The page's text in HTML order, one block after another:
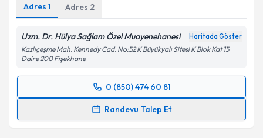
Kişisel verilerimin işlenmesine ilişkinAydınlatma
Metni'ni okudum ve kişisel verilerimin belirtilen
Takvim Talebini Gönder
Adres 1 Adres 2
Uzm. Dr. Hülya Sağlam Özel Muayenehanesi Haritada Göster
Kazlıçeşme Mah. Kennedy Cad. No:52 K Büyükyalı Sitesi K Blok Kat 15
Daire 200 Fişekhane
0 (850) 474 60 81
Randevu Talep Et
Randevu Takvimi Talebi